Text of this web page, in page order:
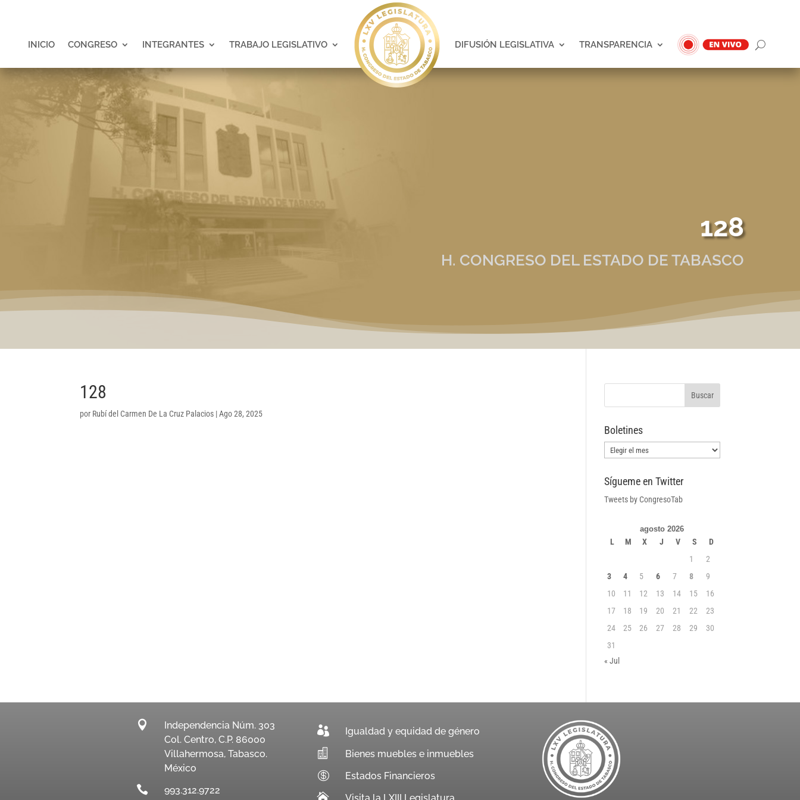
INICIO CONGRESO INTEGRANTES TRABAJO LEGISLATIVO DIFUSIÓN LEGISLATIVA TRANSPARENCIA
128
H. CONGRESO DEL ESTADO DE TABASCO
128
por Rubí del Carmen De La Cruz Palacios |Ago 28, 2025
Boletines
Boletines
Sígueme en Twitter
Tweets by CongresoTab
agosto 2026
L M X J V S
D
1
2
3
4 5 6 7 8
9
10
11 12 13 14 15
16
17
18 19 20 21 22
23
24
25 26 27 28 29
30
31
« Jul

Independencia Núm. 303
Col. Centro, C.P. 86000
Villahermosa, Tabasco.
México

993.312.9722
 Igualdad y equidad de género
 Bienes muebles e inmuebles
 Estados Financieros
